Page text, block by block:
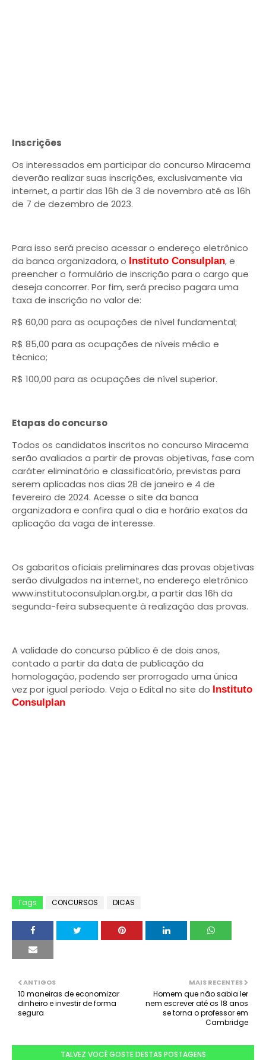
Inscrições
Os interessados em participar do concurso Miracema
deverão realizar suas inscrições, exclusivamente via
internet, a partir das 16h de 3 de novembro até as 16h
de 7 de dezembro de 2023.
Para isso será preciso acessar o endereço eletrônico
da banca organizadora, o Instituto Consulplan, e
preencher o formulário de inscrição para o cargo que
deseja concorrer. Por fim, será preciso pagara uma
taxa de inscrição no valor de:
R$ 60,00 para as ocupações de nível fundamental;
R$ 85,00 para as ocupações de níveis médio e
técnico;
R$ 100,00 para as ocupações de nível superior.
Etapas do concurso
Todos os candidatos inscritos no concurso Miracema
serão avaliados a partir de provas objetivas, fase com
caráter eliminatório e classificatório, previstas para
serem aplicadas nos dias 28 de janeiro e 4 de
fevereiro de 2024. Acesse o site da banca
organizadora e confira qual o dia e horário exatos da
aplicação da vaga de interesse.
Os gabaritos oficiais preliminares das provas objetivas
serão divulgados na internet, no endereço eletrônico
www.institutoconsulplan.org.br, a partir das 16h da
segunda-feira subsequente à realização das provas.
A validade do concurso público é de dois anos,
contado a partir da data de publicação da
homologação, podendo ser prorrogado uma única
vez por igual período. Veja o Edital no site do Instituto
Consulplan
Tags CONCURSOS DICAS
MAIS RECENTES
Homem que não sabia ler
nem escrever até os 18 anos
se torna o professor em
Cambridge
ANTIGOS
10 maneiras de economizar
dinheiro e investir de forma
segura
TALVEZ VOCÊ GOSTE DESTAS POSTAGENS